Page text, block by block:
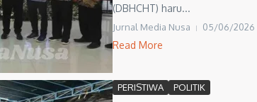
(DBHCHT) haru...
Jurnal Media Nusa 05/06/2026
Read More
PERISTIWA POLITIK